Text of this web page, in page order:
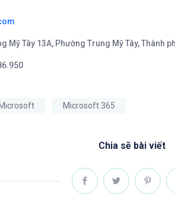
Mỹ Tây 13A, Phường Trung Mỹ Tây, Thành
Microsoft 365
Chia sẽ bài viết